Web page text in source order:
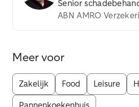
Senior
ABN AMRO
Meer voor
Zakelijk Food Leisure